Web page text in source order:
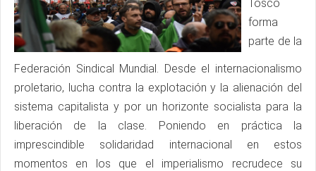
Tosco
forma
parte de la
Federación Sindical Mundial. Desde el internacionalismo
proletario, lucha contra la explotación y la alienación del
sistema capitalista y por un horizonte socialista para la
liberación de la clase. Poniendo en práctica la
imprescindible solidaridad internacional en estos
momentos en los que el imperialismo recrudece su